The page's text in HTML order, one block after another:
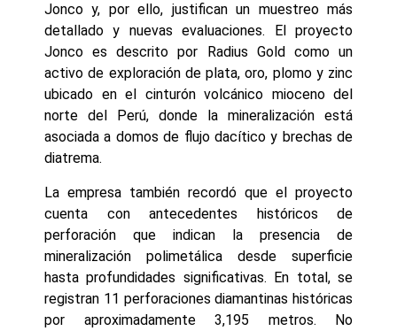
Jonco y, por ello, justifican un muestreo más
detallado y nuevas evaluaciones. El proyecto
Jonco es descrito por Radius Gold como un
activo de exploración de plata, oro, plomo y zinc
ubicado en el cinturón volcánico mioceno del
norte del Perú, donde la mineralización está
asociada a domos de flujo dacítico y brechas de
diatrema.
La empresa también recordó que el proyecto
cuenta con antecedentes históricos de
perforación que indican la presencia de
mineralización polimetálica desde superficie
hasta profundidades significativas. En total, se
registran 11 perforaciones diamantinas históricas
por aproximadamente 3,195 metros. No